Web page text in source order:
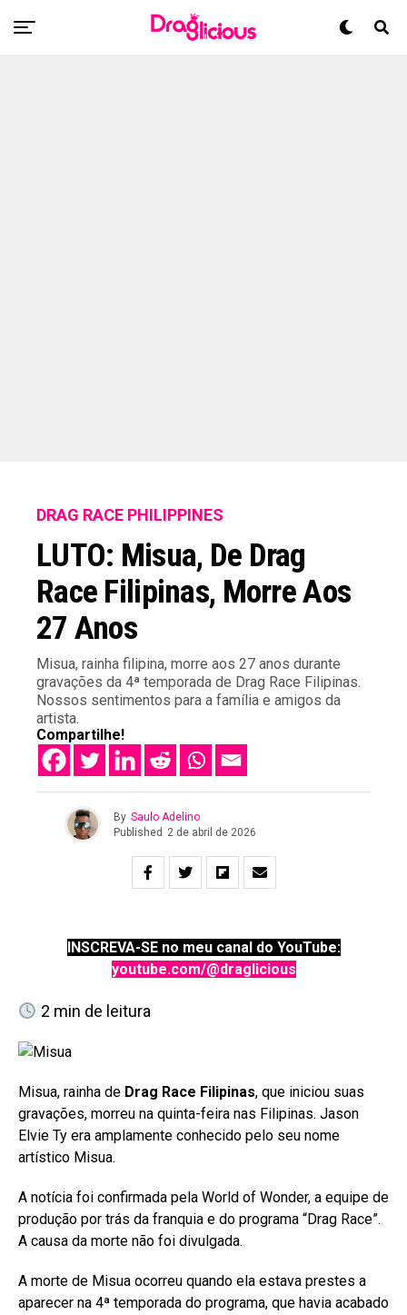
DRAG RACE PHILIPPINES
LUTO: Misua, De Drag
Race Filipinas, Morre Aos
27 Anos
Misua, rainha filipina, morre aos 27 anos durante
gravações da 4ª temporada de Drag Race Filipinas.
Nossos sentimentos para a família e amigos da
artista.
Compartilhe!
By Saulo Adelino
Published 2 de abril de 2026
INSCREVA-SE no meu canal do YouTube:
youtube.com/@draglicious
2 min de leitura
Misua, rainha de Drag Race Filipinas, que iniciou suas
gravações, morreu na quinta-feira nas Filipinas. Jason
Elvie Ty era amplamente conhecido pelo seu nome
artístico Misua.
A notícia foi confirmada pela World of Wonder, a equipe de
produção por trás da franquia e do programa “Drag Race”.
A causa da morte não foi divulgada.
A morte de Misua ocorreu quando ela estava prestes a
aparecer na 4ª temporada do programa, que havia acabado